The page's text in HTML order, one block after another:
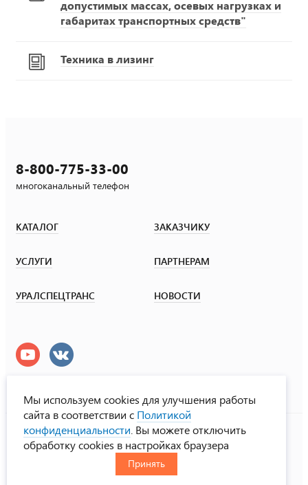
допустимых массах, осевых нагрузках и
габаритах транспортных средств"
Техника в лизинг
8-800-775-33-00
многоканальный телефон
КАТАЛОГ ЗАКАЗЧИКУ
УСЛУГИ ПАРТНЕРАМ
УРАЛСПЕЦТРАНС НОВОСТИ
УралСпецТранс
© ООО «Урал СТ», 2000-2026
Политика конфиденциальности
CHN
Мы используем cookies для улучшения работы
сайта в соответствии с Политикой
конфиденциальности . Вы можете отключить
обработку cookies в настройках браузера
Принять